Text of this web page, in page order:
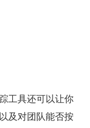
工具还可以让你
及对团队能否按